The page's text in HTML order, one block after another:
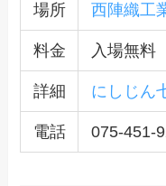
場所 西陣織工
料金 入場無料
詳細 にしじん
電話 075-451-